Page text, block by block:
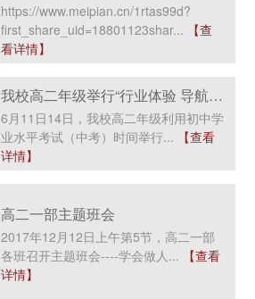
https://www.meipian.cn/1rtas99d?
first_share_uid=18801123shar...
【查
看详情】
我校高二年级举行“行业体验 导航人生”社会实
6月11日14日，我校高二年级利用初中学
业水平考试（中考）时间举行...
【查看
详情】
高二一部主题班会
2017年12月12日上午第5节，高二一部
各班召开主题班会----学会做人...
【查看
详情】